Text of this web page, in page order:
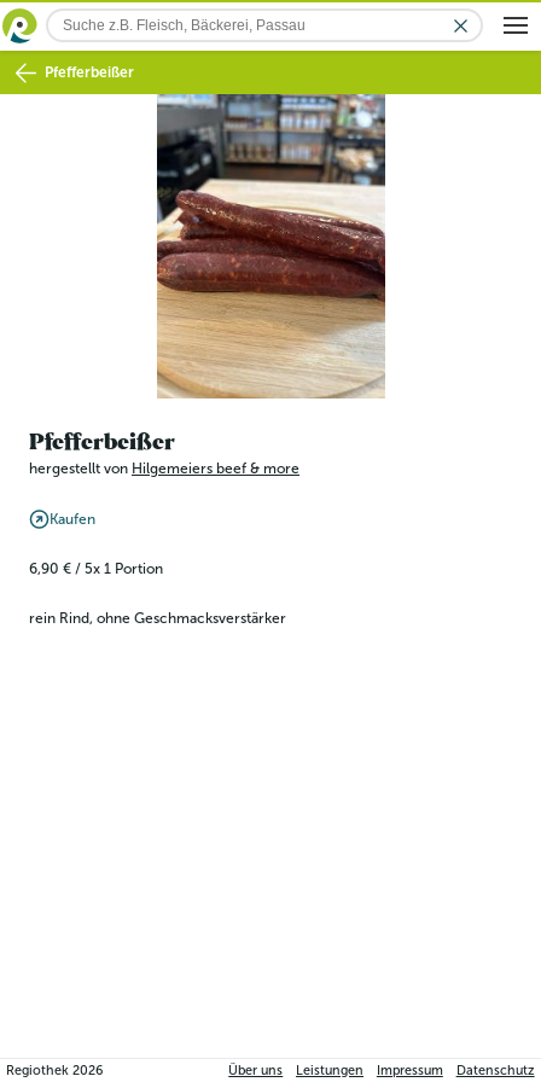
Pfefferbeißer
Pfefferbeißer
hergestellt von Hilgemeiers beef & more
Kaufen
6,90 € / 5x 1 Portion
rein Rind, ohne Geschmacksverstärker
Regiothek2026 Über uns Leistungen Impressum Datenschutz